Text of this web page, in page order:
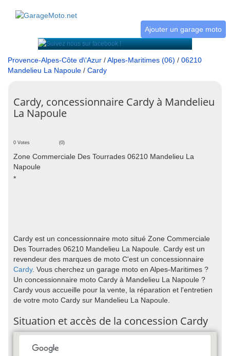
Ajouter un garage moto
Provence-Alpes-Côte d\'Azur /Alpes-Maritimes (06) / 06210
Mandelieu La Napoule / Cardy
Cardy, concessionnaire Cardy à Mandelieu
La Napoule
0 Votes (0)
Zone Commerciale Des Tourrades 06210 Mandelieu La
Napoule
*
Cardy est un concessionnaire moto situé Zone Commerciale
Des Tourrades 06210 Mandelieu La Napoule. Cardy est un
revendeur des marques de moto C'est un concessionnaire
Cardy. Vous cherchez un garage moto en Alpes-Maritimes ?
Un concessionnaire moto Cardy à Mandelieu La Napoule ?
Cardy vous accueille pour la vente, la réparation et l'entretien
de votre moto Cardy sur Mandelieu La Napoule.
Situation et accès de la concession Cardy